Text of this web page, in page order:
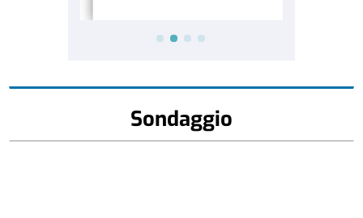
Sondaggio